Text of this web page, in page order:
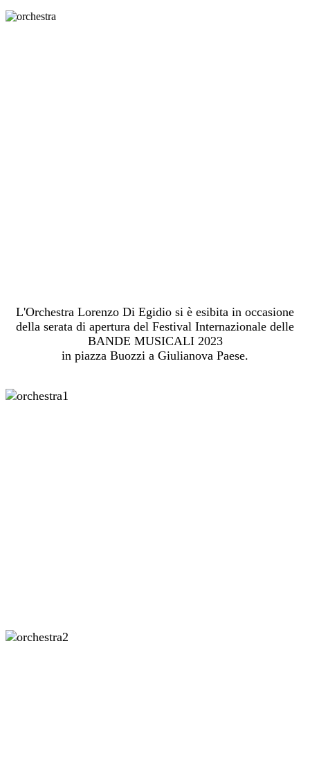
L'Orchestra Lorenzo Di Egidio si è esibita in occasione
della serata di apertura del Festival Internazionale delle
BANDE MUSICALI 2023
in piazza Buozzi a Giulianova Paese.